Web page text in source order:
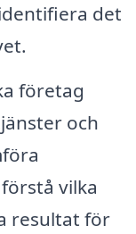
det
företag
och
vilka
resultat för